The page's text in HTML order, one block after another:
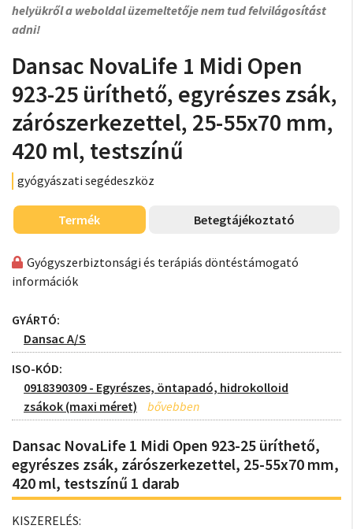
helyükről a weboldal üzemeltetője nem tud felvilágosítást
adni!
Dansac NovaLife 1 Midi Open
923-25 üríthető, egyrészes zsák,
zárószerkezettel, 25-55x70 mm,
420 ml, testszínű
gyógyászati segédeszköz
Termék Betegtájékoztató
Gyógyszerbiztonsági és terápiás döntéstámogató
információk
GYÁRTÓ:
Dansac A/S
ISO-KÓD:
0918390309 - Egyrészes, öntapadó, hidrokolloid
zsákok (maxi méret)
Dansac NovaLife 1 Midi Open 923-25 üríthető,
egyrészes zsák, zárószerkezettel, 25-55x70 mm,
420 ml, testszínű 1 darab
KISZERELÉS: